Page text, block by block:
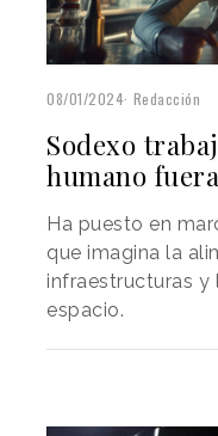
08/01/2024 Redacción
Sodexo
humano
Ha puesto en
que imagina la
infraestructuras y
espacio.